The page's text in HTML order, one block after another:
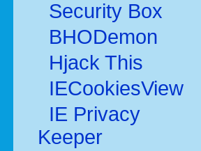
Security Box
BHODemon
Hjack This
IECookiesView
IE Privacy
Keeper